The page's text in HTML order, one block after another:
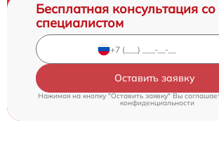
Бесплатная консультация со
специалистом
Оставить заявку
Нажимая на кнопку "Оставить заявку" Вы
конфиденциальности